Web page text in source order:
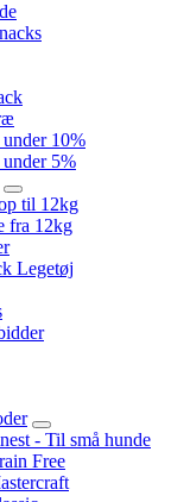
10%
5%
til 12kg
fra 12kg
Legetøj
- Til små hunde
Free